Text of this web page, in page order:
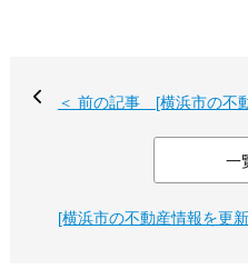
＜ 前の記事 [横浜市の不
一
[横浜市の不動産情報を更